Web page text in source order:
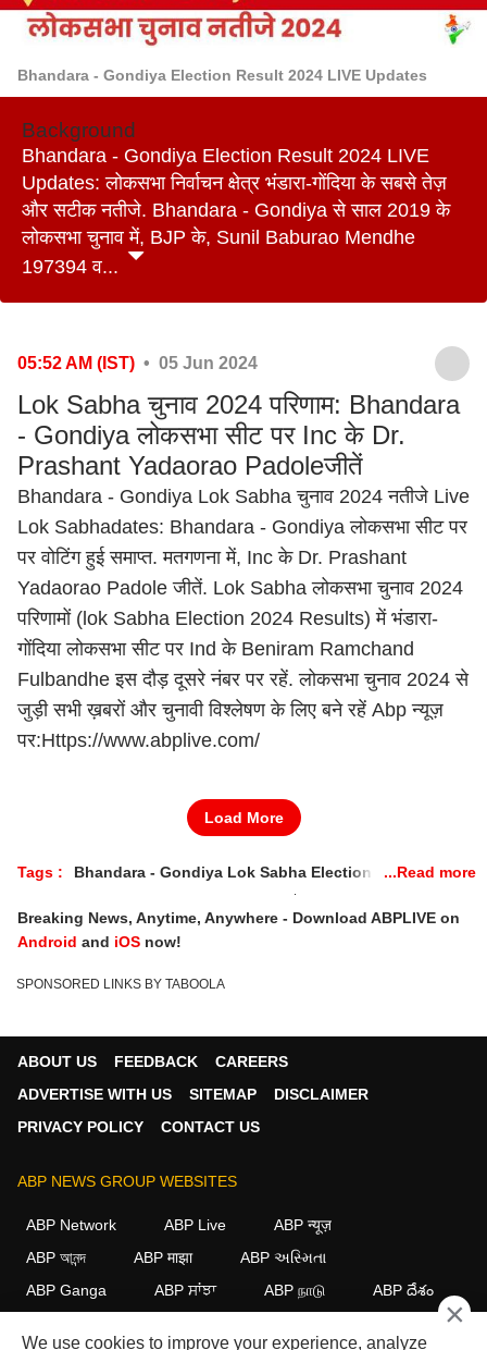
Bhandara - Gondiya Election Result 2024 LIVE Updates
Background
Bhandara - Gondiya Election Result 2024 LIVE
Updates: लोकसभा निर्वाचन क्षेत्र भंडारा-गोंदिया के सबसे तेज़
और सटीक नतीजे. Bhandara - Gondiya से साल 2019 के
लोकसभा चुनाव में, BJP के, Sunil Baburao Mendhe
197394 व...
05:52 AM (IST) • 05 Jun 2024
Lok Sabha चुनाव 2024 परिणाम: Bhandara
- Gondiya लोकसभा सीट पर Inc के Dr.
Prashant Yadaorao Padoleजीतें
Bhandara - Gondiya Lok Sabha चुनाव 2024 नतीजे Live
Lok Sabhadates: Bhandara - Gondiya लोकसभा सीट पर
पर वोटिंग हुई समाप्त. मतगणना में, Inc के Dr. Prashant
Yadaorao Padole जीतें. Lok Sabha लोकसभा चुनाव 2024
परिणामों (lok Sabha Election 2024 Results) में भंडारा-
गोंदिया लोकसभा सीट पर Ind के Beniram Ramchand
Fulbandhe इस दौड़ दूसरे नंबर पर रहें. लोकसभा चुनाव 2024 से
जुड़ी सभी ख़बरों और चुनावी विश्लेषण के लिए बने रहें Abp न्यूज़
पर:Https://www.abplive.com/
Load More
Tags :
Bhandara - Gondiya Lok Sabha Election
Bhandara - Gondiya Lok Sabha Election 2024 Result
Bhandara - Gondiya News
Breaking News, Anytime, Anywhere - Download ABPLIVE on
Android and iOS now!
SPONSORED LINKS BY TABOOLA
ABOUT US FEEDBACK
CAREERS
ADVERTISE WITH US
SITEMAP
DISCLAIMER
PRIVACY POLICY
CONTACT US
ABP NEWS GROUP WEBSITES
ABP Network ABP Live
ABP न्यूज़
ABP আনন্দ
ABP माझा
ABP અસ્મિતા
ABP Ganga
ABP ਸਾਂਝਾ ABP நாடு ABP దేశం
FOLLOW US
×
We use cookies to improve your experience, analyze